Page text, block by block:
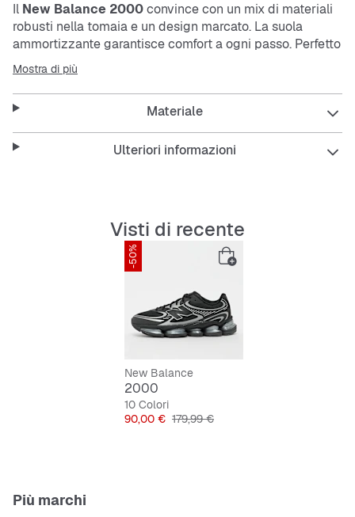
Il New Balance 2000convince con un mix di materiali
robusti nella tomaia e un design marcato. La suola
ammortizzante garantisce comfort a ogni passo. Perfetto
per chi cerca delle
una buona trazione.
Imbottiture comode per un comfort extra
Intersuola e suola esterna ammortizzanti
Suola antiscivolo, resistente all’abrasione e
Mostra di più
Materiale
Ulteriori informazioni
Visti di recente
-50%
New Balance
2000
10 Colori
Prezzo
90,00 € Prezzo originale
179,99 €
Più marchi